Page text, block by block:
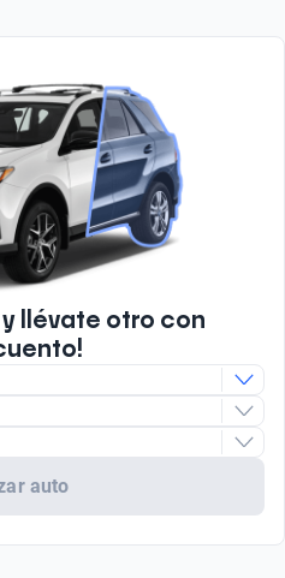
y llévate otro con
auto